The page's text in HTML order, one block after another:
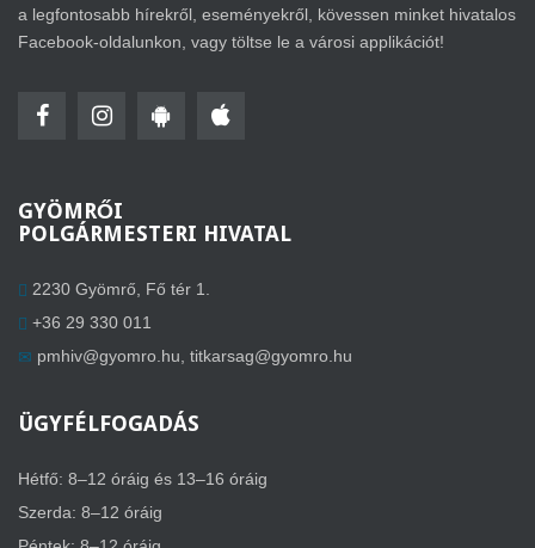
a legfontosabb hírekről, eseményekről, kövessen minket hivatalos
Facebook-oldalunkon, vagy töltse le a városi applikációt!
GYÖMRŐI
POLGÁRMESTERI HIVATAL
2230 Gyömrő, Fő tér 1.
+36 29 330 011
pmhiv@gyomro.hu, titkarsag@gyomro.hu
ÜGYFÉLFOGADÁS
Hétfő: 8–12 óráig és 13–16 óráig
Szerda: 8–12 óráig